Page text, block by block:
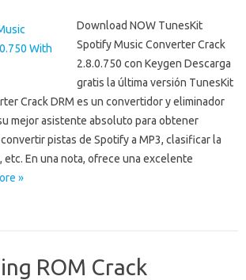
Download NOW TunesKit
Spotify Music Converter Crack
2.8.0.750 con Keygen Descarga
gratis la última versión TunesKit
Crack DRM es un convertidor y eliminador
mejor asistente absoluto para obtener
pistas de Spotify a MP3, clasificar la
etc. En una nota, ofrece una excelente
»
ROM Crack